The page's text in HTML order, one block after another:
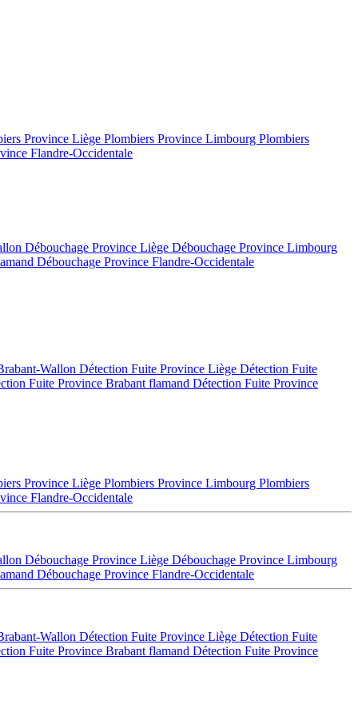
Province Liège Plombiers Province Limbourg Plombiers
Flandre-Occidentale
Débouchage Province Liège Débouchage Province Limbourg
Débouchage Province Flandre-Occidentale
Wallon Détection Fuite Province Liège Détection Fuite
Fuite Province Brabant flamand Détection Fuite Province
Province Liège Plombiers Province Limbourg Plombiers
Flandre-Occidentale
Débouchage Province Liège Débouchage Province Limbourg
Débouchage Province Flandre-Occidentale
Wallon Détection Fuite Province Liège Détection Fuite
Fuite Province Brabant flamand Détection Fuite Province